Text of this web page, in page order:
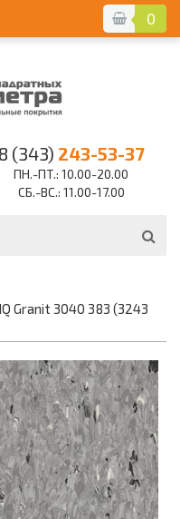
0
8 (343) 243-53-37
ПН.-ПТ.: 10.00-20.00
СБ.-ВС.: 11.00-17.00
Granit 3040 383 (3243